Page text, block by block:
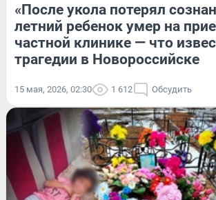
«После укола потерял
летний ребенок умер на
частной клинике — что
трагедии в Новороссийске
15 мая, 2026, 02:30 1 612 Обсудить